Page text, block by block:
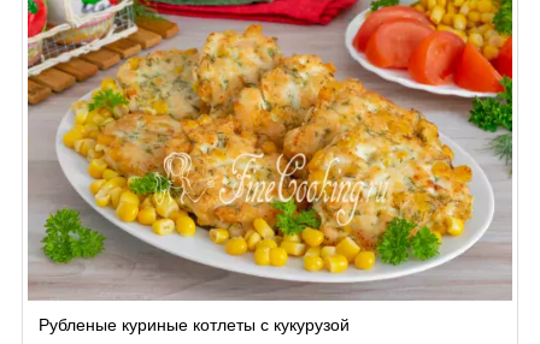
Рубленые куриные котлеты с кукурузой